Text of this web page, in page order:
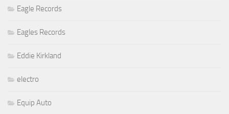
Eagle Records
Eagles Records
Eddie Kirkland
electro
Equip Auto